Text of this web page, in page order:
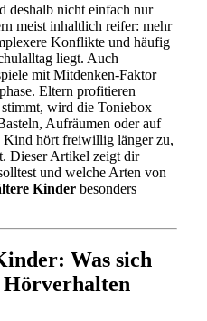
deshalb nicht einfach nur
meist inhaltlich reifer: mehr
Konflikte und häufig
liegt. Auch
mit Mitdenken-Faktor
Eltern profitieren
wird die Toniebox
Aufräumen oder auf
Kind hört freiwillig länger zu,
Dieser Artikel zeigt dir
und welche Arten von
Kinder besonders
Was sich
Hörverhalten